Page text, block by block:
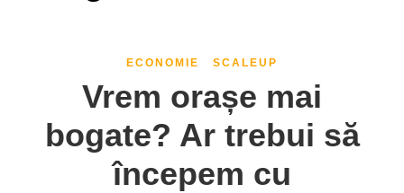
ECONOMIE SCALEUP
Vrem orașe mai
bogate? Ar trebui să
începem cu